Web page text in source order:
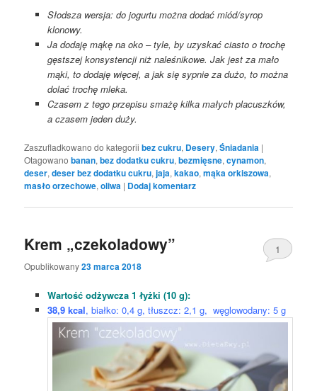
Słodsza wersja: do jogurtu można dodać miód/syrop
klonowy.
Ja dodaję mąkę na oko – tyle, by uzyskać ciasto o trochę
gęstszej konsystencji niż naleśnikowe. Jak jest za mało
mąki, to dodaję więcej, a jak się sypnie za dużo, to można
dolać trochę mleka.
Czasem z tego przepisu smażę kilka małych placuszków,
a czasem jeden duży.
Zaszufladkowano do kategorii bez cukru, Desery,Śniadania |
Otagowano banan,bez dodatku cukru,bezmięsne,cynamon,
deser,deser bez dodatku cukru,jaja,kakao,mąka orkiszowa,
masło orzechowe,oliwa | Dodaj komentarz
Krem „czekoladowy”
Opublikowany23 marca 2018
1
Wartość odżywcza 1 łyżki (10 g):
38,9 kcal, białko: 0,4 g, tłuszcz: 2,1 g, węglowodany: 5 g